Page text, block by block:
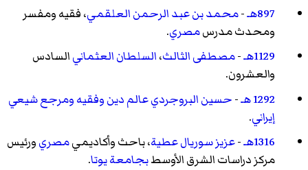
897هـ -محمد بن عبد الرحمن العلقمي، فقيه ومفسر
ومحدث مدرسمصري.
1129هـ
-مصطفى الثالث،السلطان العثمانيالسادس
والعشرون.
1292 هـ
-حسين البروجرديعالم دينوفقيهومرجعشيعي
إيراني.
1316هـ
-عزيز سوريال عطية، باحث وأكاديميمصريورئيس
مركز دراسات الشرق الأوسطبجامعة يوتا.